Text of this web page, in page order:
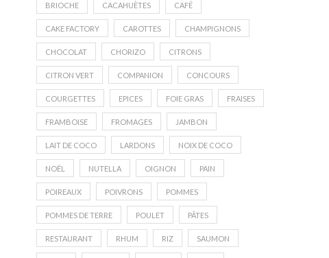
BRIOCHE CACAHUÈTES CAFÉ
CAKE FACTORY CAROTTES CHAMPIGNONS
CHOCOLAT CHORIZO CITRONS
CITRON VERT COMPANION CONCOURS
COURGETTES EPICES FOIE GRAS FRAISES
FRAMBOISE FROMAGES JAMBON
LAIT DE COCO LARDONS NOIX DE COCO
NOËL NUTELLA OIGNON PAIN
POIREAUX POIVRONS POMMES
POMMES DE TERRE POULET PÂTES
RESTAURANT RHUM RIZ SAUMON